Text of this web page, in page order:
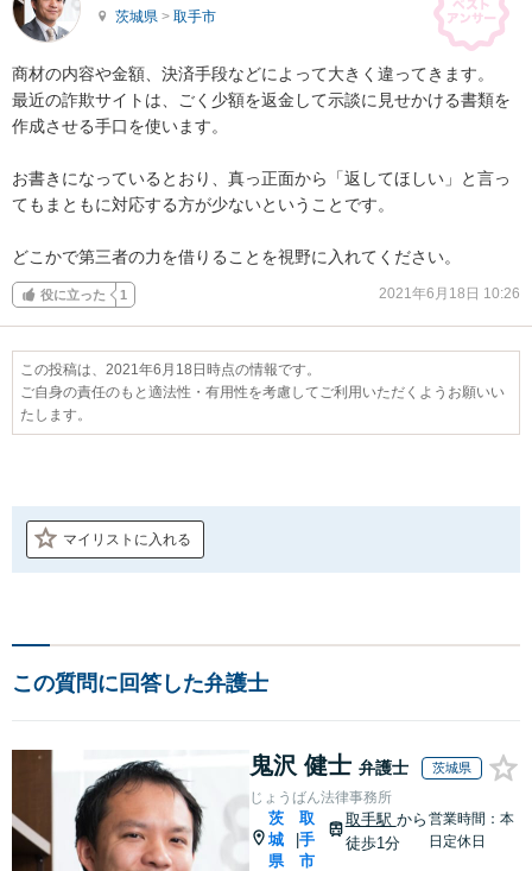
茨城県 > 取手市
商材の内容や金額、決済手段などによって大きく違ってきます。
最近の詐欺サイトは、ごく少額を返金して示談に見せかける書類を
作成させる手口を使います。
お書きになっているとおり、真っ正面から「返してほしい」と言っ
てもまともに対応する方が少ないということです。
どこかで第三者の力を借りることを視野に入れてください。
役に立った 1 2021年6月18日 10:26
この投稿は、2021年6月18日時点の情報です。
ご自身の責任のもと適法性・有用性を考慮してご利用いただくようお願いい
たします。
マイリストに入れる
この質問に回答した弁護士
鬼沢 健士 弁護士 茨城県
じょうばん法律事務所
茨
城
県
取
手
市
取手駅 から
徒歩1分
営業時間：本
日定休日